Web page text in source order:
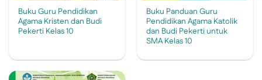
Buku Guru Pendidikan
Agama Kristen dan Budi
Pekerti Kelas 10
Buku Panduan Guru
Pendidikan Agama Katolik
dan Budi Pekerti untuk
SMA Kelas 10